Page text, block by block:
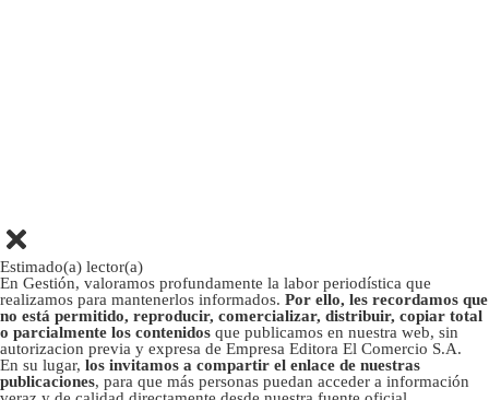
Estimado(a) lector(a)
En Gestión, valoramos profundamente la labor periodística que
realizamos para mantenerlos informados. Por ello, les recordamos que
no está permitido, reproducir, comercializar, distribuir, copiar total
o parcialmente los contenidos que publicamos en nuestra web, sin
autorizacion previa y expresa de Empresa Editora El Comercio S.A.
En su lugar, los invitamos a compartir el enlace de nuestras
publicaciones, para que más personas puedan acceder a información